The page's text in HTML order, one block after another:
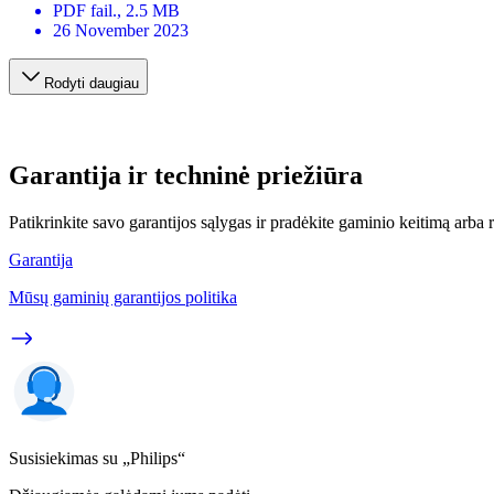
PDF fail., 2.5 MB
26 November 2023
Rodyti daugiau
Garantija ir techninė priežiūra
Patikrinkite savo garantijos sąlygas ir pradėkite gaminio keitimą arba
Garantija
Mūsų gaminių garantijos politika
Susisiekimas su „Philips“